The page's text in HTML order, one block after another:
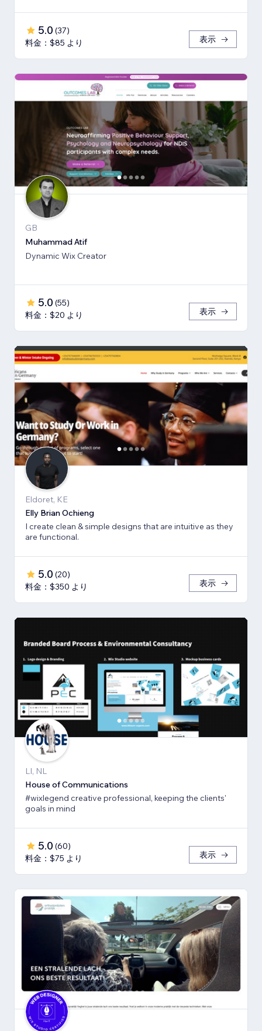
5.0 (37)
料金：$85 より
表示
GB
Muhammad Atif
Dynamic Wix Creator
5.0 (55)
料金：$20 より
表示
Eldoret, KE
Elly Brian Ochieng
I create clean & simple designs that are intuitive as they
are functional.
5.0 (20)
料金：$350 より
表示
LI, NL
House of Communications
#wixlegend creative professional, keeping the clients'
goals in mind
5.0 (60)
料金：$75 より
表示